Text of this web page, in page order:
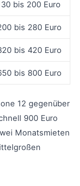
bis 200 Euro
bis 280 Euro
bis 420 Euro
bis 800 Euro
12 gegenüber
900 Euro
Monatsmieten